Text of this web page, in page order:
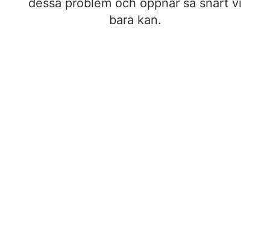
dessa problem och öppnar så snart vi
bara kan.